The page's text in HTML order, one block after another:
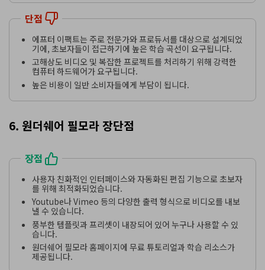
단점
에프터 이팩트는 주로 전문가와 프로듀서를 대상으로 설계되었
기에, 초보자들이 접근하기에 높은 학습 곡선이 요구됩니다.
고해상도 비디오 및 복잡한 프로젝트를 처리하기 위해 강력한
컴퓨터 하드웨어가 요구됩니다.
높은 비용이 일반 소비자들에게 부담이 됩니다.
6. 원더쉐어 필모라 장단점
장점
사용자 친화적인 인터페이스와 자동화된 편집 기능으로 초보자
를 위해 최적화되었습니다.
Youtube나 Vimeo 등의 다양한 출력 형식으로 비디오를 내보
낼 수 있습니다.
풍부한 템플릿과 프리셋이 내장되어 있어 누구나 사용할 수 있
습니다.
원더쉐어 필모라 홈페이지에 무료 튜토리얼과 학습 리소스가
제공됩니다.